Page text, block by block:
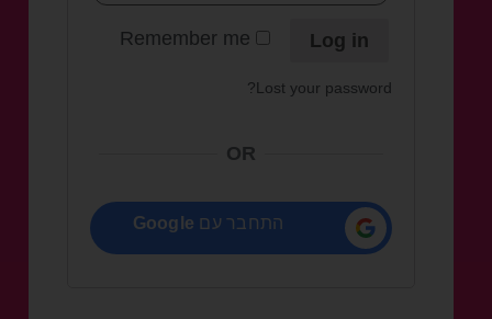
Remember me Log in
Lost your password?
OR
התחבר עם Google